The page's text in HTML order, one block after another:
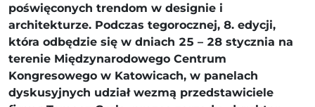
poświęconych trendom w designie i
architekturze. Podczas tegorocznej, 8. edycji,
która odbędzie się w dniach 25 – 28 stycznia na
terenie Międzynarodowego Centrum
Kongresowego w Katowicach, w panelach
dyskusyjnych udział wezmą przedstawiciele